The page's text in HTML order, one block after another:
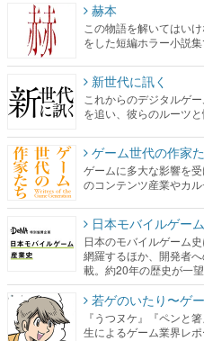
赫本
この物語を解いてはい
をした短編ホラー小説集
新世代に訊く
これからのデジタルゲ
を追い、彼らのルーツと
ゲーム世代の作家
ゲームに多大な影響を
のコンテンツ産業やカ
日本モバイルゲー
日本のモバイルゲーム
網羅するほか、開発者
載。約20年の歴史が一
若ゲのいたり〜ゲ
『うつヌケ』『ペンと
生によるゲーム業界レポ